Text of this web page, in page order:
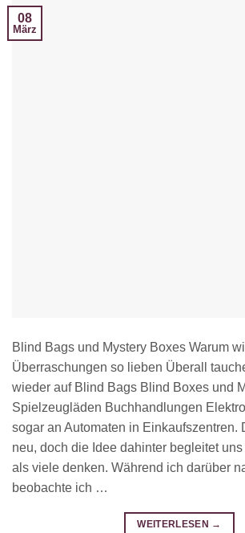
08
März
Blind Bags und Mystery Boxes Warum
Überraschungen so lieben Überall
wieder auf Blind Bags Blind Boxes und
Spielzeugläden Buchhandlungen
sogar an Automaten in Einkaufszentren.
neu, doch die Idee dahinter begleitet
als viele denken. Während ich darüber
beobachte ich …
WEITERLESEN →